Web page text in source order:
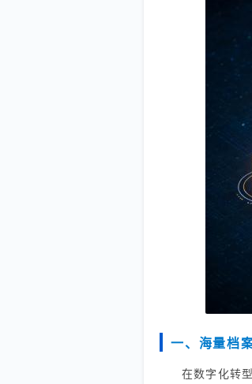
一、海量档
在数字化转